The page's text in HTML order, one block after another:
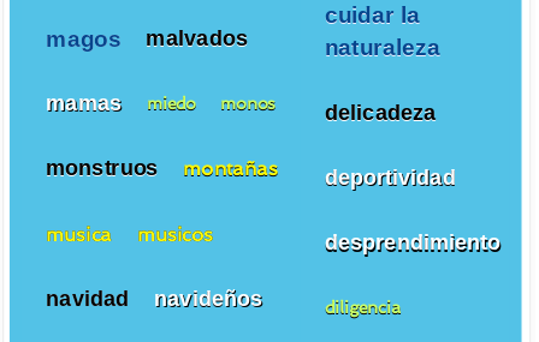
cuidar la
naturaleza
delicadeza
deportividad
desprendimiento
diligencia
magos malvados
mamas miedo monos
monstruos montañas
musica musicos
navidad navideños